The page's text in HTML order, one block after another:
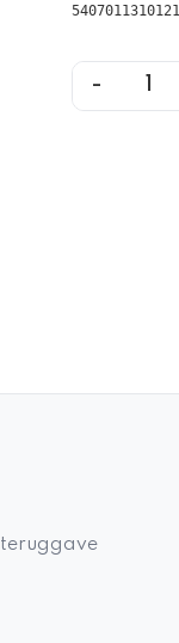
5407011310121
-